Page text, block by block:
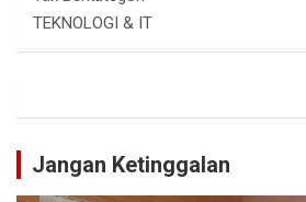
TEKNOLOGI & IT
Jangan Ketinggalan